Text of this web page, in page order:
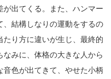
出てくる。また、ハンマー
、結構しなりの運動をするの
り方に違いが生じ、最終的
みに、体格の大きな人から
色が出てきて、やせた小柄